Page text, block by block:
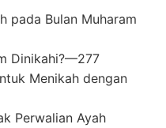
pada Bulan Muharam
Dinikahi?—277
Menikah dengan
Perwalian Ayah